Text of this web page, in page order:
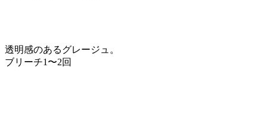
透明感のあるグレージュ。
ブリーチ1〜2回